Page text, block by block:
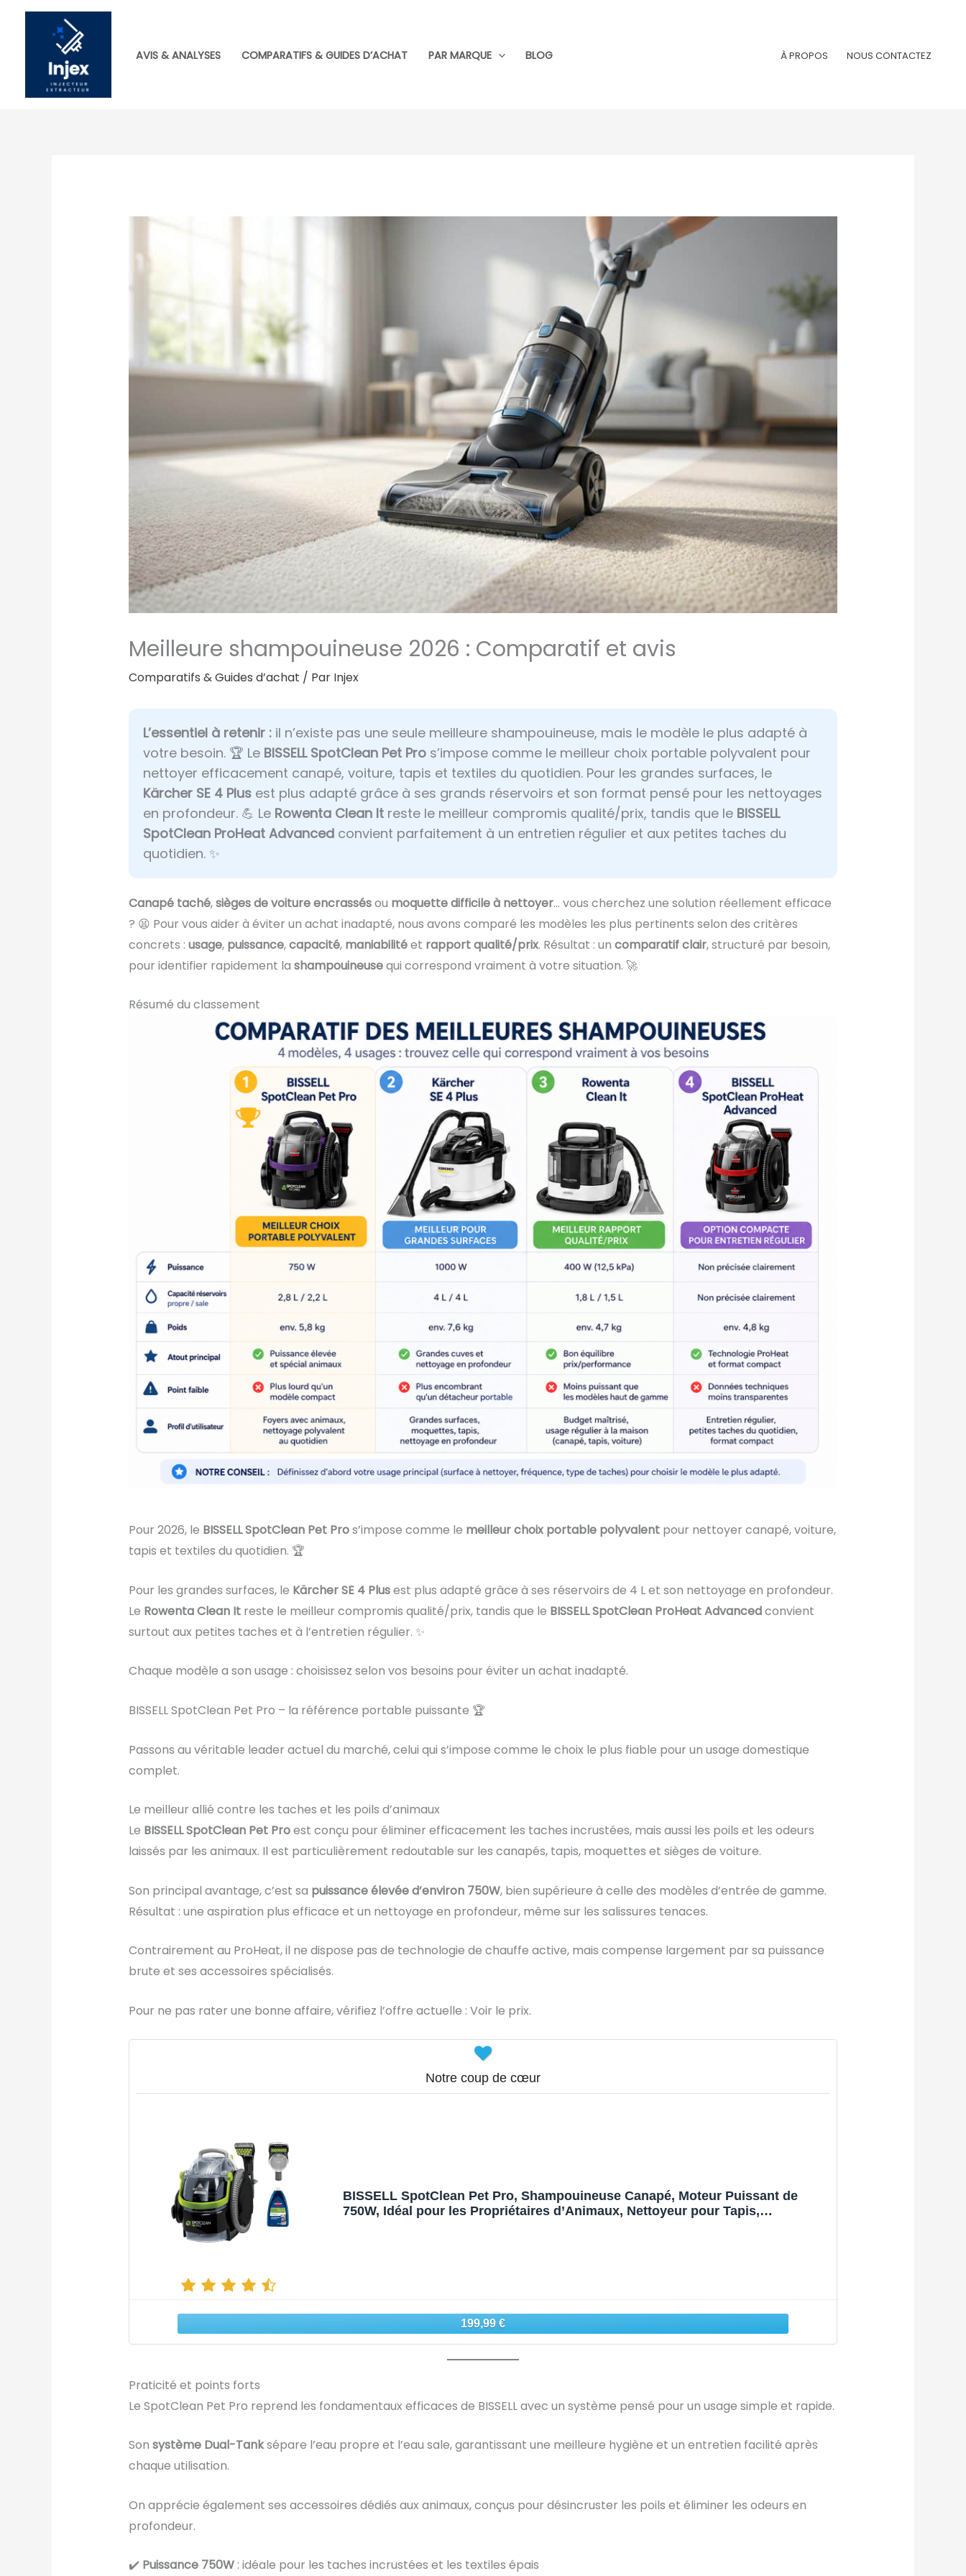
AVIS & ANALYSES COMPARATIFS & GUIDES D’ACHAT PAR MARQUE BLOG À PROPOS NOUS CONTACTEZ
Meilleure shampouineuse 2026 : Comparatif et avis
Comparatifs & Guides d’achat / Par Injex
L’essentiel à retenir :il n’existe pas une seule meilleure shampouineuse, mais le modèle le plus adapté à
votre besoin. 🏆 Le BISSELL SpotClean Pet Pros’impose comme le meilleur choix portable polyvalent pour
nettoyer efficacement canapé, voiture, tapis et textiles du quotidien. Pour les grandes surfaces, le
Kärcher SE 4 Plusest plus adapté grâce à ses grands réservoirs et son format pensé pour les nettoyages
en profondeur. 💪 Le Rowenta Clean Itreste le meilleur compromis qualité/prix, tandis que le BISSELL
SpotClean ProHeat Advancedconvient parfaitement à un entretien régulier et aux petites taches du
quotidien. ✨
Canapé taché,sièges de voiture encrassésou moquette difficile à nettoyer… vous cherchez une solution réellement efficace
? 😫 Pour vous aider à éviter un achat inadapté, nous avons comparé les modèles les plus pertinents selon des critères
concrets : usage, puissance,capacité, maniabilitéet rapport qualité/prix. Résultat : un comparatif clair, structuré par besoin,
pour identifier rapidement la shampouineusequi correspond vraiment à votre situation. 🚀
Résumé du classement
Pour 2026, le BISSELL SpotClean Pet Pros’impose comme le meilleur choix portable polyvalentpour nettoyer canapé, voiture,
tapis et textiles du quotidien. 🏆
Pour les grandes surfaces, le Kärcher SE 4 Plusest plus adapté grâce à ses réservoirs de 4 L et son nettoyage en profondeur.
Le Rowenta Clean Itreste le meilleur compromis qualité/prix, tandis que le BISSELL SpotClean ProHeat Advancedconvient
surtout aux petites taches et à l’entretien régulier. ✨
Chaque modèle a son usage : choisissez selon vos besoins pour éviter un achat inadapté.
BISSELL SpotClean Pet Pro – la référence portable puissante 🏆
Passons au véritable leader actuel du marché, celui qui s’impose comme le choix le plus fiable pour un usage domestique
complet.
Le meilleur allié contre les taches et les poils d’animaux
Le BISSELL SpotClean Pet Proest conçu pour éliminer efficacement les taches incrustées, mais aussi les poils et les odeurs
laissés par les animaux. Il est particulièrement redoutable sur les canapés, tapis, moquettes et sièges de voiture.
Son principal avantage, c’est sa puissance élevée d’environ 750W, bien supérieure à celle des modèles d’entrée de gamme.
Résultat : une aspiration plus efficace et un nettoyage en profondeur, même sur les salissures tenaces.
Contrairement au ProHeat, il ne dispose pas de technologie de chauffe active, mais compense largement par sa puissance
brute et ses accessoires spécialisés.
Pour ne pas rater une bonne affaire, vérifiez l’offre actuelle : Voir le prix.
Notre coup de cœur
BISSELL SpotClean Pet Pro, Shampouineuse Canapé, Moteur Puissant de
750W, Idéal pour les Propriétaires d’Animaux, Nettoyeur pour Tapis,
Praticité et points forts
Le SpotClean Pet Pro reprend les fondamentaux efficaces de BISSELL avec un système pensé pour un usage simple et rapide.
Son système Dual-Tanksépare l’eau propre et l’eau sale, garantissant une meilleure hygiène et un entretien facilité après
chaque utilisation.
On apprécie également ses accessoires dédiés aux animaux, conçus pour désincruster les poils et éliminer les odeurs en
profondeur.
✔️ Puissance 750W: idéale pour les taches incrustées et les textiles épais